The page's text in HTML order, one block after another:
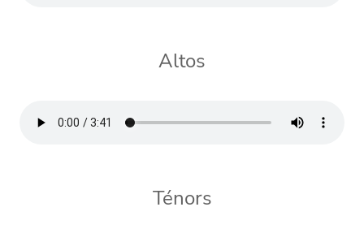
Altos
Ténors